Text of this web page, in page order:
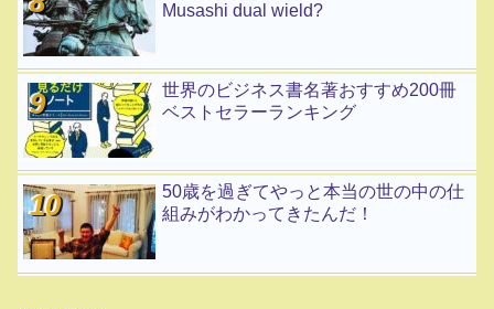
Musashi dual wield?
世界のビジネス書名著おすすめ200冊
ベストセラーランキング
50歳を過ぎてやっと本当の世の中の仕
組みがわかってきたんだ！